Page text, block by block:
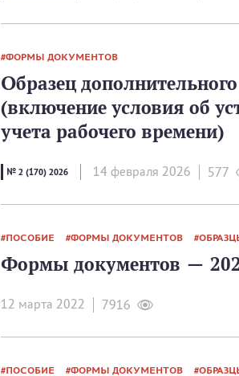
ФОРМЫ ДОКУМЕНТОВ
Образец
(включение условия об
учета рабочего времени)
№ 2 (170) 2026 14 февраля 2026 577
ПОСОБИЕ ФОРМЫ ДОКУМЕНТОВ
Формы документов —
12 мартa 2022 7916
ПОСОБИЕ ФОРМЫ ДОКУМЕНТОВ